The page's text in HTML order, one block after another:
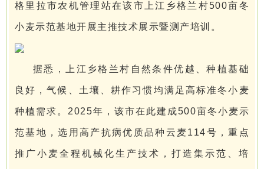
格里拉市农机管理站在该市上江乡格兰村500亩冬
小麦示范基地开展主推技术展示暨测产培训。
据悉，上江乡格兰村自然条件优越、种植基础
良好，气候、土壤、耕作习惯均满足高标准冬小麦
种植需求。2025年，该市在此建成500亩冬小麦示
范基地，选用高产抗病优质品种云麦114号，重点
推广小麦全程机械化生产技术，打造集示范、培